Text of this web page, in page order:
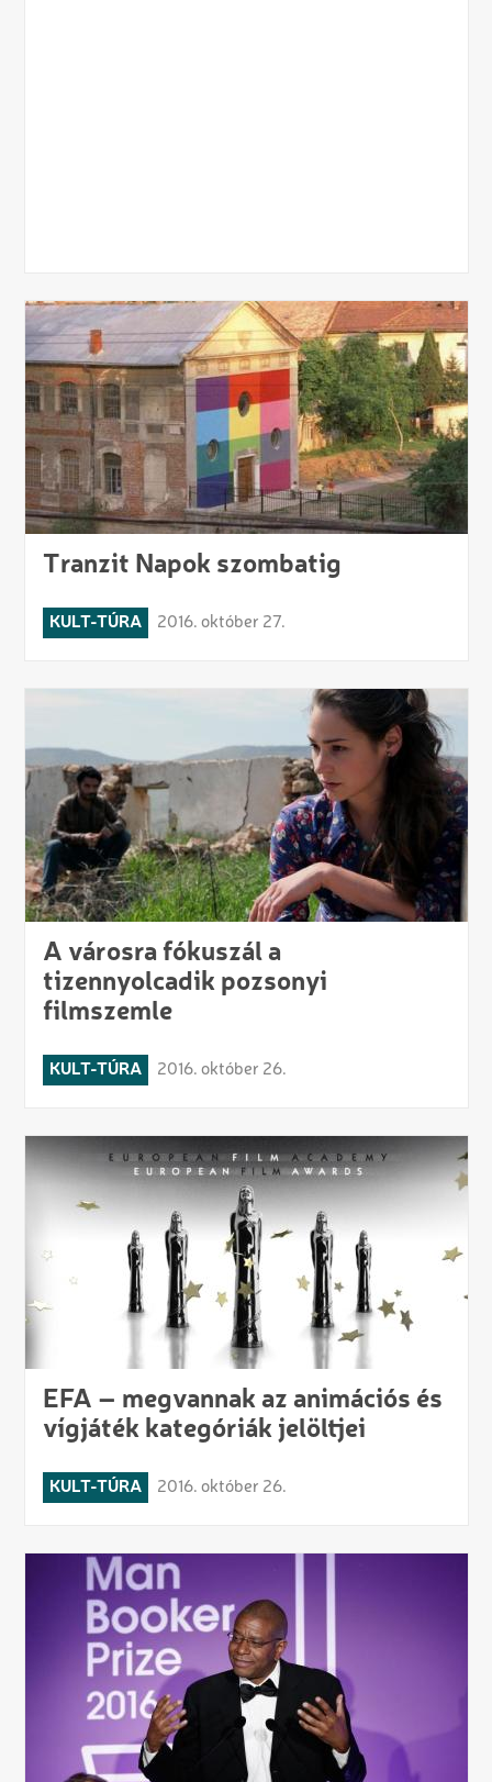
Tranzit Napok szombatig
KULT-TÚRA 2016. október 27.
A városra fókuszál a
tizennyolcadik pozsonyi
filmszemle
KULT-TÚRA 2016. október 26.
EFA – megvannak az animációs és
vígjáték kategóriák jelöltjei
KULT-TÚRA 2016. október 26.